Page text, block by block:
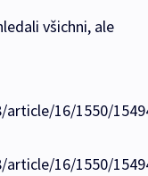
všichni, ale
16/1550/
16/1550/